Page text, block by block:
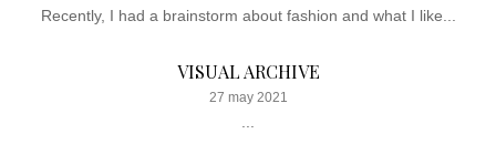
Recently, I had a brainstorm about fashion and what I like...
VISUAL ARCHIVE
27 may 2021